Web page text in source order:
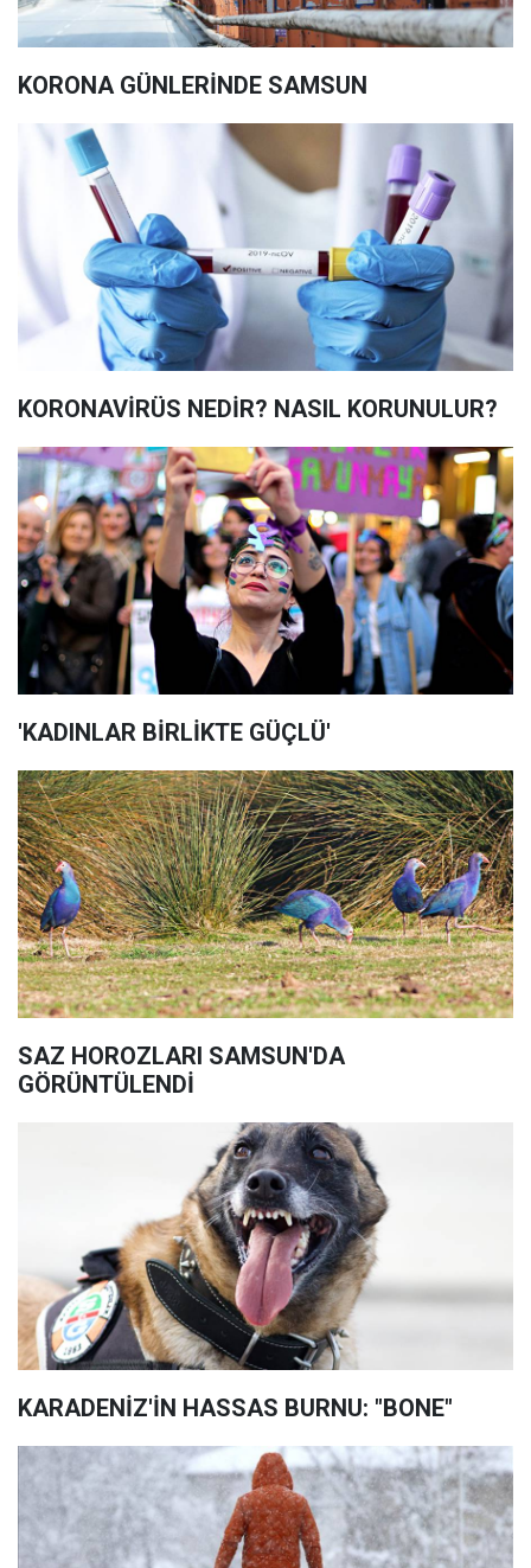
KORONA GÜNLERİNDE SAMSUN
KORONAVİRÜS NEDİR? NASIL KORUNULUR?
'KADINLAR BİRLİKTE GÜÇLÜ'
SAZ HOROZLARI SAMSUN'DA
GÖRÜNTÜLENDİ
KARADENİZ'İN HASSAS BURNU: "BONE"